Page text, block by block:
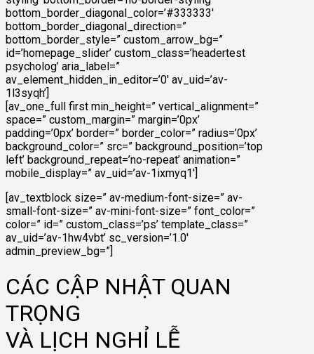
bottom_border_diagonal_color=’#333333′
bottom_border_diagonal_direction=”
bottom_border_style=” custom_arrow_bg=”
id=’homepage_slider’ custom_class=’headertest
psycholog’ aria_label=”
av_element_hidden_in_editor=’0′ av_uid=’av-
1l3syqh’]
[av_one_full first min_height=” vertical_alignment=”
space=” custom_margin=” margin=’0px’
padding=’0px’ border=” border_color=” radius=’0px’
background_color=” src=” background_position=’top
left’ background_repeat=’no-repeat’ animation=”
mobile_display=” av_uid=’av-1ixmyq1′]
[av_textblock size=” av-medium-font-size=” av-
small-font-size=” av-mini-font-size=” font_color=”
color=” id=” custom_class=’ps’ template_class=”
av_uid=’av-1hw4vbt’ sc_version=’1.0′
admin_preview_bg=”]
CÁC CẬP NHẬT QUAN
TRỌNG
VÀ LỊCH NGHỈ LỄ